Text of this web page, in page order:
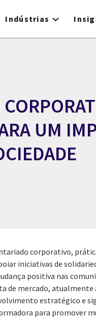
Indústrias
UM
corporativo,
iniciativas de
positiva nas
de mercado,
estratégico e
para promover